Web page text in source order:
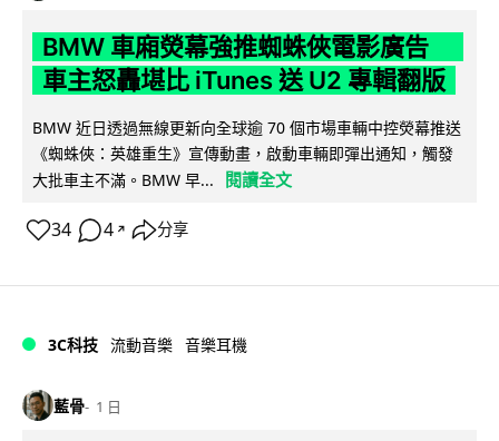
BMW 車廂熒幕強推蜘蛛俠電影廣告
車主怒轟堪比 iTunes 送 U2 專輯翻版
BMW 近日透過無線更新向全球逾 70 個市場車輛中控熒幕推送
《蜘蛛俠：英雄重生》宣傳動畫，啟動車輛即彈出通知，觸發
大批車主不滿。BMW 早...
閱讀全文
34 4 ↗ 分享
3C科技 流動音樂 音樂耳機
藍骨 1 日